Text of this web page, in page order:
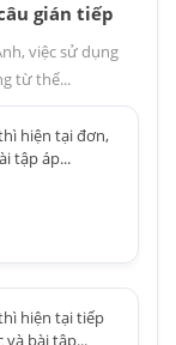
gián tiếp
việc sử dụng
từ thể...
hiện tại đơn,
tập áp...
hiện tại tiếp
và bài tập...